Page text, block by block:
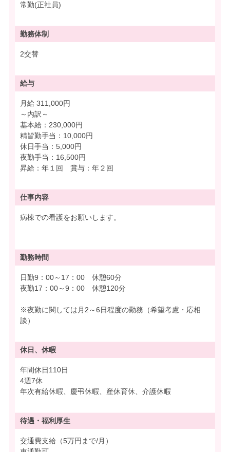
常勤(正社員)
勤務体制
2交替
給与
月給 311,000円
～内訳～
基本給：230,000円
精皆勤手当：10,000円
休日手当：5,000円
夜勤手当：16,500円
昇給：年１回 賞与：年２回
仕事内容
病棟での看護をお願いします。
勤務時間
日勤9：00～17：00 休憩60分
夜勤17：00～9：00 休憩120分
※夜勤に関しては月2～6日程度の勤務（希望考慮・応相
談）
休日、休暇
年間休日110日
4週7休
年次有給休暇、慶弔休暇、産休育休、介護休暇
待遇・ 福利厚生
交通費支給（5万円まで/月）